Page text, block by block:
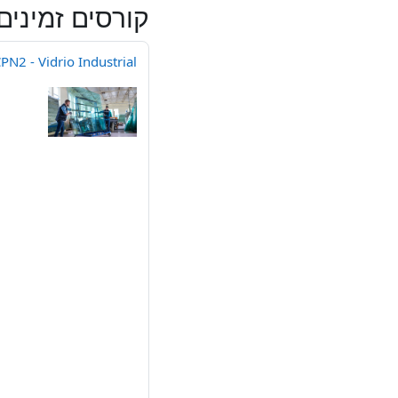
קורסים
- Vidrio Industrial